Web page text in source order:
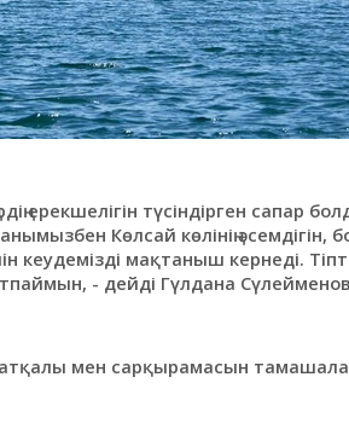
ерекшелігін түсіндірген сапар
Көлсай көлінің
кеудемізді мақтаныш кернеді.
- дейді Гүлдана Сүлейменова
мен сарқырамасын